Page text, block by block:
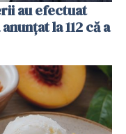
au efectuat
la 112 că a